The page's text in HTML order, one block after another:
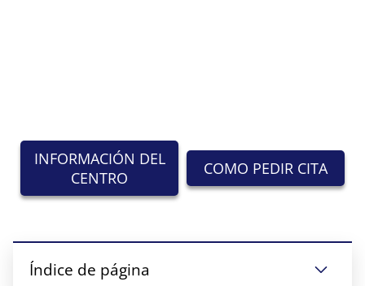
INFORMACIÓN DEL
CENTRO
COMO PEDIR CITA
Índice de página